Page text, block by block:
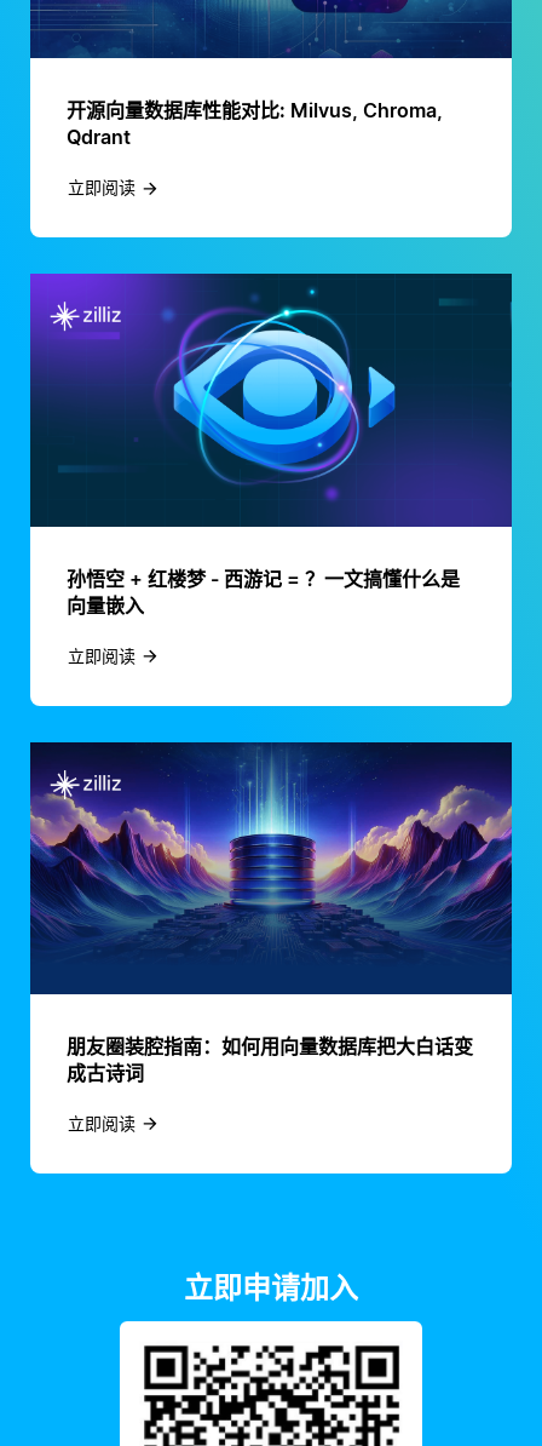
开源向量数据库性能对比: Milvus, Chroma,
Qdrant
立即阅读
孙悟空 + 红楼梦 - 西游记 = ？一文搞懂什么是
向量嵌入
立即阅读
朋友圈装腔指南：如何用向量数据库把大白话变
成古诗词
立即阅读
立即申请加入